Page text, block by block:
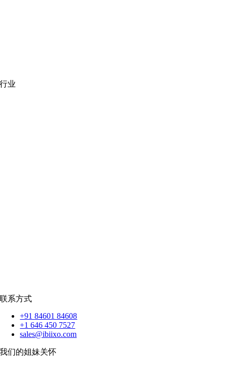
行业
联系方式
+91 84601 84608
+1 646 450 7527
sales@ibiixo.com
我们的姐妹关怀